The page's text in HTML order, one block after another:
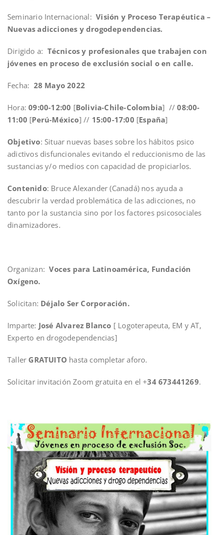
Seminario Internacional:Visión y Proceso Terapéutica –
Nuevas adicciones y drogodependencias.
Dirigido a: Técnicos y profesionales que trabajen con
jóvenes en proceso de exclusión social o en calle.
Fecha: 28 Mayo 2022
Hora:09:00-12:00 [Bolivia-Chile-Colombia] //08:00-
11:00 [Perú-México] // 15:00-17:00 [España]
Objetivo: Situar nuevas bases sobre los hábitos psico
adictivos disfuncionales evitando el reduccionismo de las
sustancias y/o medios con capacidad de propiciarlos.
Contenido: Bruce Alexander (Canadá) nos ayuda a
descubrir la verdad problemática de las adicciones, no
tanto por la sustancia sino por los factores psicosociales
dinamizadores.
Organizan:Voces para Latinoamérica, Fundación
Oxígeno.
Solicitan: Déjalo Ser Corporación.
Imparte: José Alvarez Blanco [ Logoterapeuta, EM y AT,
Experto en drogodependencias]
Taller GRATUITO hasta completar aforo.
Solicitar invitación Zoom gratuita en el +34 673441269.